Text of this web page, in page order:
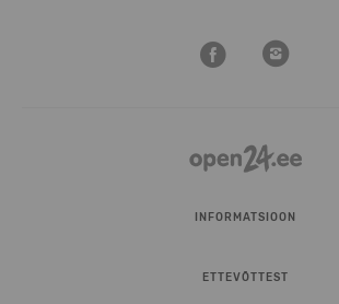
INFORMATSIOON
ETTEVÕTTEST